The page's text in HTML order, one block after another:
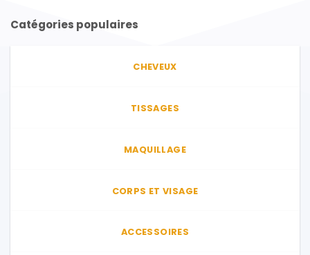
Catégories populaires
CHEVEUX
TISSAGES
MAQUILLAGE
CORPS ET VISAGE
ACCESSOIRES